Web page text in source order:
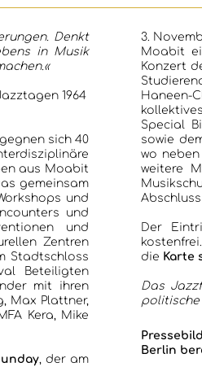
Denkt
in Musik
1964
sich 40
aus Moabit
gemeinsam
und
und
und
Zentren
Stadtschloss
Beteiligten
mit ihren
Max Plattner,
Kera, Mike
, der am
3.
Moabit
Konzert
Haneen-
Special
sowie
wo
weitere
Der
die Karte
Das
Berlin